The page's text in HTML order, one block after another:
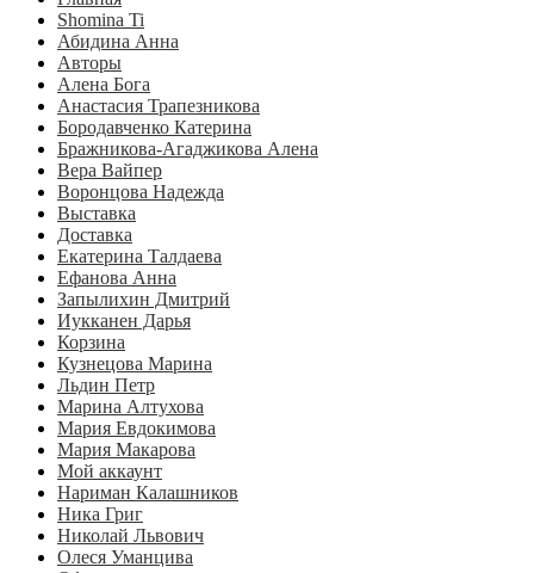
Shomina Ti
Абидина Анна
Авторы
Алена Бога
Анастасия Трапезникова
Бородавченко Катерина
Бражникова-Агаджикова Алена
Вера Вайпер
Воронцова Надежда
Выставка
Доставка
Екатерина Талдаева
Ефанова Анна
Запылихин Дмитрий
Иукканен Дарья
Корзина
Кузнецова Марина
Льдин Петр
Марина Алтухова
Мария Евдокимова
Мария Макарова
Мой аккаунт
Нариман Калашников
Ника Григ
Николай Львович
Олеся Уманцива